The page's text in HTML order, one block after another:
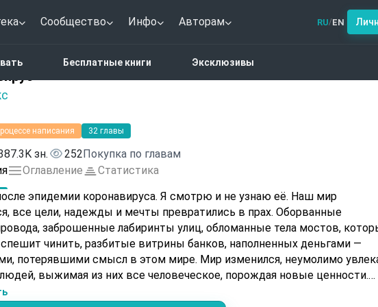
Сообщество Инфо Авторам RU/EN
Бесплатные книги Эксклюзивы
написания 32 главы
зн. 252Покупка по главам
Оглавление
Статистика
эпидемии коронавируса. Я смотрю и не узнаю её. Наш мир
все цели, надежды и мечты превратились в прах. Оборванные
заброшенные лабиринты улиц, обломанные тела мостов,
чинить, разбитые витрины банков, наполненных деньгами —
смысл в этом мире. Мир изменился, неумолимо увлекая
выжимая из них все человеческое, порождая новые ценности.
умирает. Антивирус до сих пор не найден, но есть надежда! В моей